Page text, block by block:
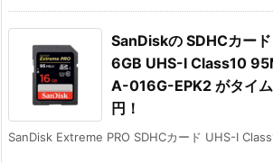
SanDiskの SDHCカー
6GB UHS-I Class10
A-016G-EPK2 がタイ
円！
SanDisk Extreme PRO SDHCカード UHS-I